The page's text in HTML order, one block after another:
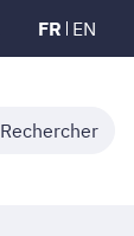
FR EN
Rechercher